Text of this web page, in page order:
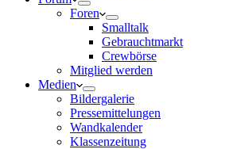
Foren
Smalltalk
Gebrauchtmarkt
Crewbörse
Mitglied werden
Medien
Bildergalerie
Pressemittelungen
Wandkalender
Klassenzeitung